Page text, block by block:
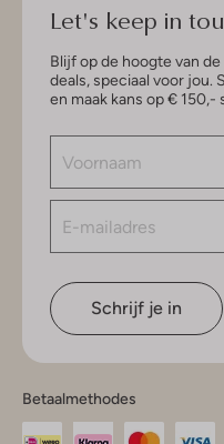
Let's keep in
Blijf op de hoogte van
deals, speciaal voor jou.
en maak kans op € 150,-
Schrijf je in
Betaalmethodes